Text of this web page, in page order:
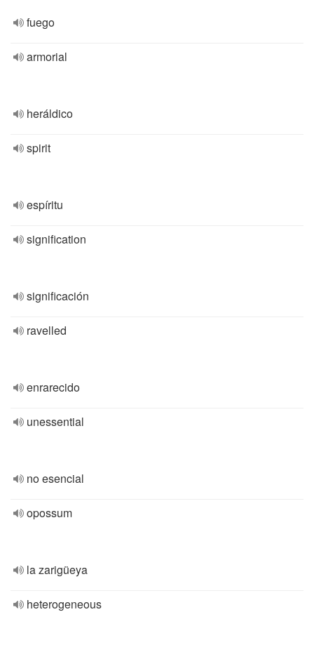
fuego
armorial
heráldico
spirit
espíritu
signification
significación
ravelled
enrarecido
unessential
no esencial
opossum
la zarigüeya
heterogeneous